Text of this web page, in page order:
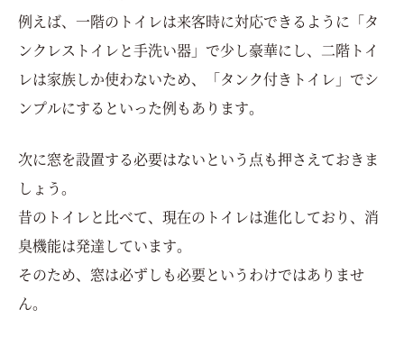
例えば、一階のトイレは来客時に対応できるように「タ
ンクレストイレと手洗い器」で少し豪華にし、二階トイ
レは家族しか使わないため、「タンク付きトイレ」でシ
ンプルにするといった例もあります。
次に窓を設置する必要はないという点も押さえておきま
しょう。
昔のトイレと比べて、現在のトイレは進化しており、消
臭機能は発達しています。
そのため、窓は必ずしも必要というわけではありませ
ん。